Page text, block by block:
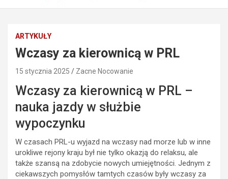
ARTYKUŁY
Wczasy za kierownicą w PRL
15 stycznia 2025 Zacne Nocowanie
Wczasy za kierownicą w PRL –
nauka jazdy w służbie
wypoczynku
W czasach PRL-u wyjazd na wczasy nad morze lub w inne
urokliwe rejony kraju był nie tylko okazją do relaksu, ale
także szansą na zdobycie nowych umiejętności. Jednym z
ciekawszych pomysłów tamtych czasów były wczasy za